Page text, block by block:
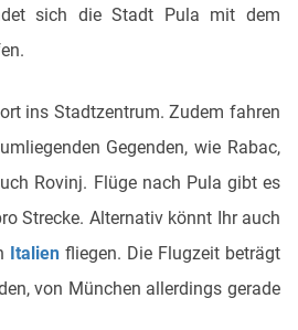
sich die Stadt Pula mit dem
ins Stadtzentrum. Zudem fahren
Gegenden, wie Rabac,
Rovinj. Flüge nach Pula gibt es
Strecke. Alternativ könnt Ihr auch
Italienfliegen. Die Flugzeit beträgt
von München allerdings gerade